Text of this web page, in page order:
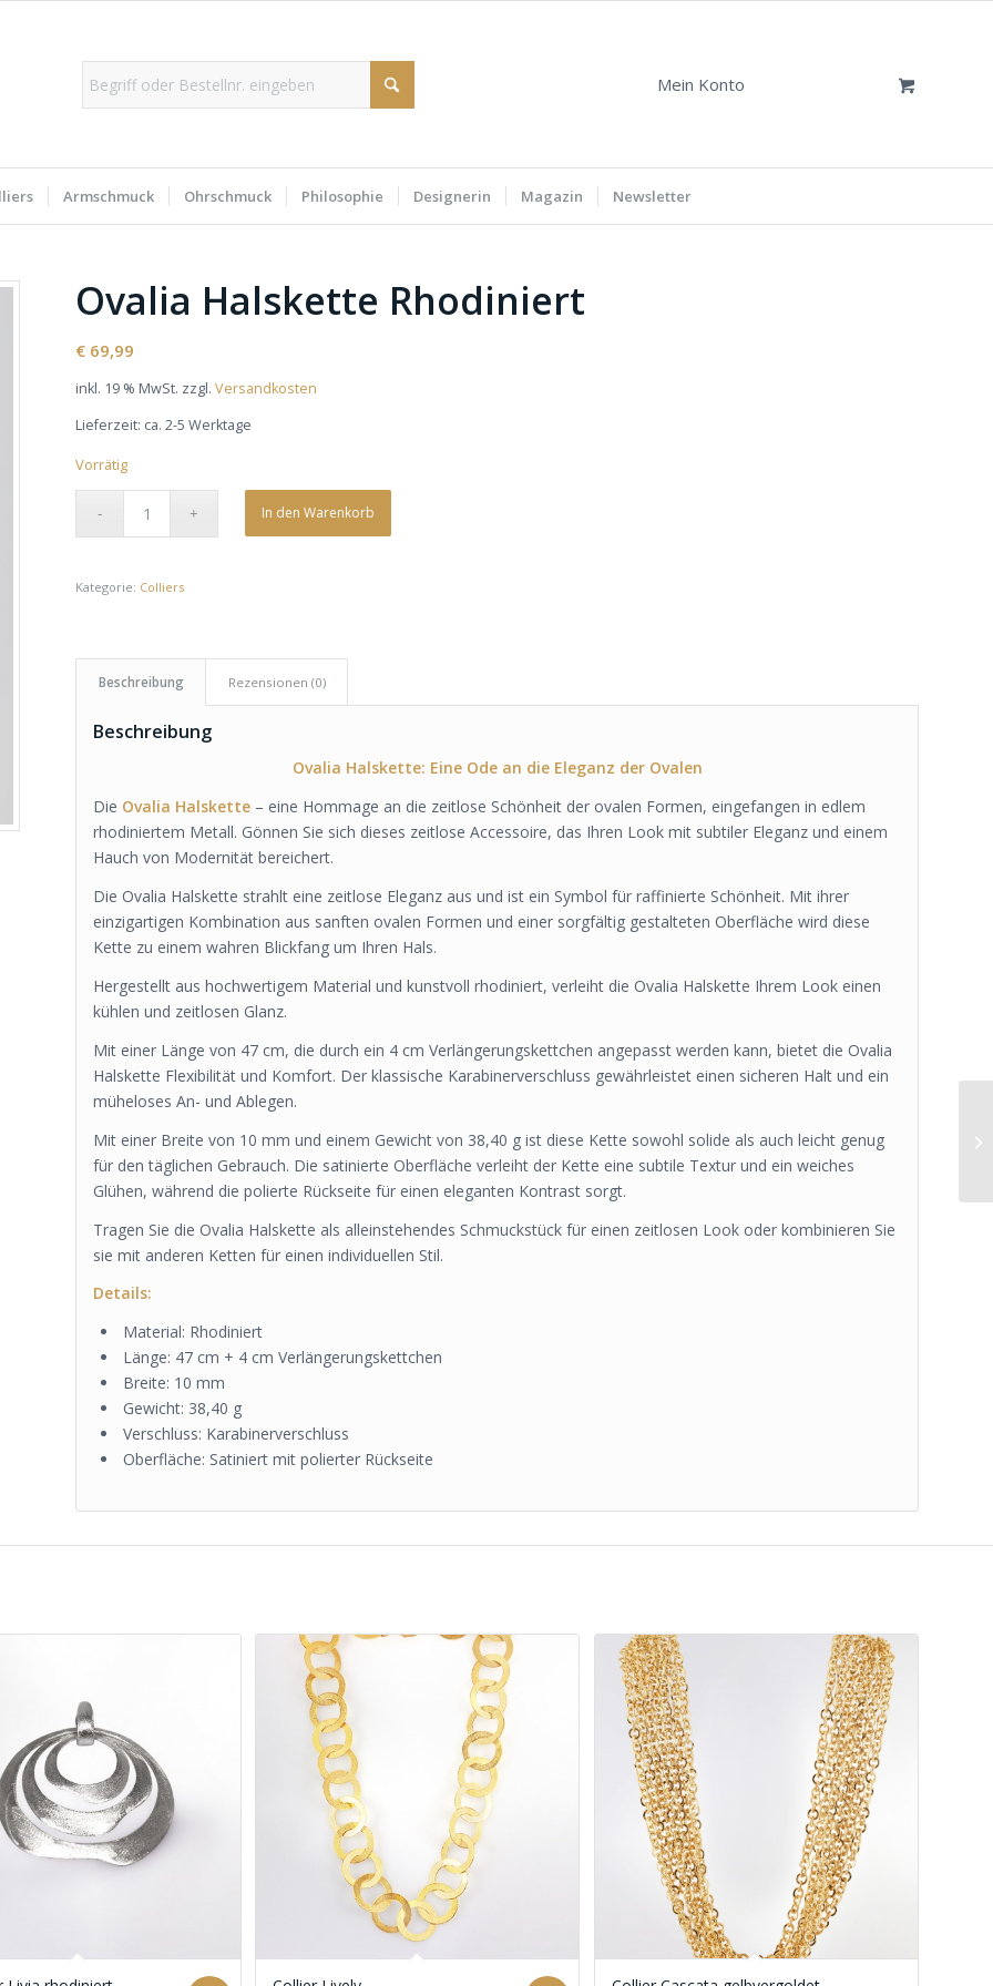
Mein Konto
Armschmuck Ohrschmuck Philosophie Designerin Magazin Newsletter
Ovalia Halskette Rhodiniert
€ 69,99
inkl. 19 % MwSt. zzgl.Versandkosten
Lieferzeit: ca. 2-5 Werktage
Vorrätig
In den Warenkorb
Kategorie: Colliers
Beschreibung Rezensionen (0)
Beschreibung
Ovalia Halskette: Eine Ode an die Eleganz der Ovalen
Die Ovalia Halskette – eine Hommage an die zeitlose Schönheit der ovalen Formen, eingefangen in edlem
rhodiniertem Metall. Gönnen Sie sich dieses zeitlose Accessoire, das Ihren Look mit subtiler Eleganz und einem
Hauch von Modernität bereichert.
Die Ovalia Halskette strahlt eine zeitlose Eleganz aus und ist ein Symbol für raffinierte Schönheit. Mit ihrer
einzigartigen Kombination aus sanften ovalen Formen und einer sorgfältig gestalteten Oberfläche wird diese
Kette zu einem wahren Blickfang um Ihren Hals.
Hergestellt aus hochwertigem Material und kunstvoll rhodiniert, verleiht die Ovalia Halskette Ihrem Look einen
kühlen und zeitlosen Glanz.
Mit einer Länge von 47 cm, die durch ein 4 cm Verlängerungskettchen angepasst werden kann, bietet die Ovalia
Halskette Flexibilität und Komfort. Der klassische Karabinerverschluss gewährleistet einen sicheren Halt und ein
müheloses An- und Ablegen.
Mit einer Breite von 10 mm und einem Gewicht von 38,40 g ist diese Kette sowohl solide als auch leicht genug
für den täglichen Gebrauch. Die satinierte Oberfläche verleiht der Kette eine subtile Textur und ein weiches
Glühen, während die polierte Rückseite für einen eleganten Kontrast sorgt.
Tragen Sie die Ovalia Halskette als alleinstehendes Schmuckstück für einen zeitlosen Look oder kombinieren Sie
sie mit anderen Ketten für einen individuellen Stil.
Details:
Material: Rhodiniert
Länge: 47 cm + 4 cm Verlängerungskettchen
Breite: 10 mm
Gewicht: 38,40 g
Verschluss: Karabinerverschluss
Oberfläche: Satiniert mit polierter Rückseite